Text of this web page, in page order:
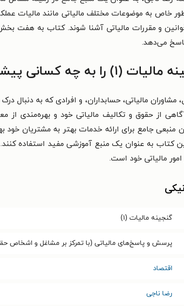
خاص به موضوعات مختلف مالیاتی مانند مالیات
و مقررات مالیاتی آشنا شوند. کتاب به
می‌دهد.
کسانی پیشنهاد می‌کنیم
مالیاتی، حسابداران، و افرادی که به
از حقوق و تکالیف مالیاتی خود و بهره‌مندی از
منبعی جامع برای ارائه خدمات بهتر به مشتریان
این کتاب به عنوان یک منبع آموزشی مفید استفاده
مالیاتی خود است.
گنجینه مالیات (۱)
پرسش و پاسخ‌های مالیاتی (با تمرکز بر مشاغل و اشخاص
اقتصاد
رضا ناجی